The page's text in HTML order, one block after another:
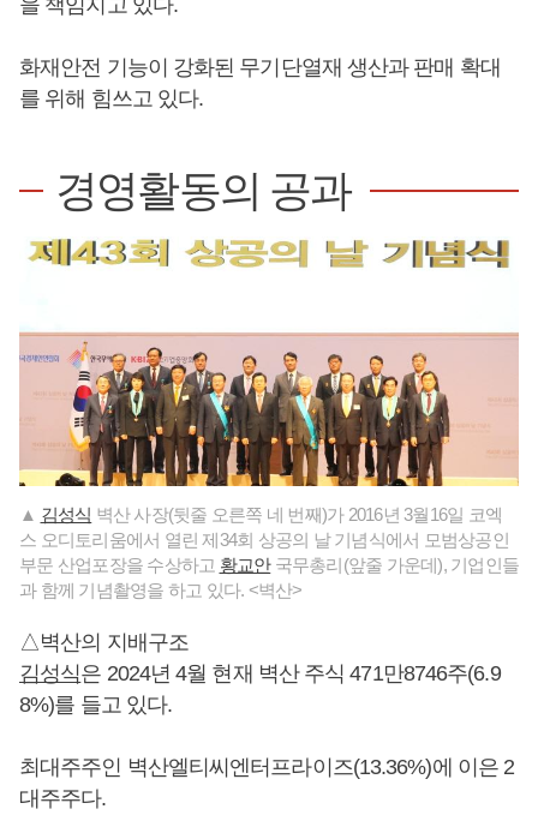
을 책임지고 있다.
화재안전 기능이 강화된 무기단열재 생산과 판매 확대
를 위해 힘쓰고 있다.
경영활동의 공과
▲ 김성식 벽산 사장(뒷줄 오른쪽 네 번째)가 2016년 3월16일 코엑
스 오디토리움에서 열린 제34회 상공의 날 기념식에서 모범상공인
부문 산업포장을 수상하고 황교안국무총리(앞줄 가운데), 기업인들
과 함께 기념촬영을 하고 있다. <벽산>
△벽산의 지배구조
김성식은 2024년 4월 현재 벽산 주식 471만8746주(6.9
8%)를 들고 있다.
최대주주인 벽산엘티씨엔터프라이즈(13.36%)에 이은 2
대주주다.